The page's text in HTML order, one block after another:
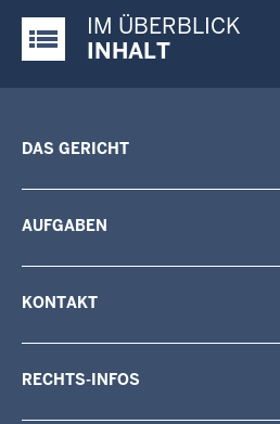
Justiz-Portal im Überblick:
IM ÜBERBLICK
INHALT
DAS GERICHT
AUFGABEN
KONTAKT
RECHTS-INFOS